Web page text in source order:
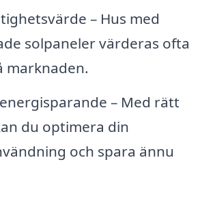
– Hus med
solpaneler värderas ofta
marknaden.
– Med rätt
du optimera din
och spara ännu